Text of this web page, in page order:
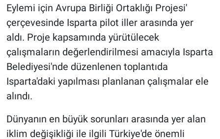
Eylemi için Avrupa Birliği Ortaklığı Projesi'
çerçevesinde Isparta pilot iller arasında yer
aldı. Proje kapsamında yürütülecek
çalışmaların değerlendirilmesi amacıyla Isparta
Belediyesi'nde düzenlenen toplantıda
Isparta'daki yapılması planlanan çalışmalar ele
alındı.
Dünyanın en büyük sorunları arasında yer alan
iklim değişikliği ile ilgili Türkiye'de önemli